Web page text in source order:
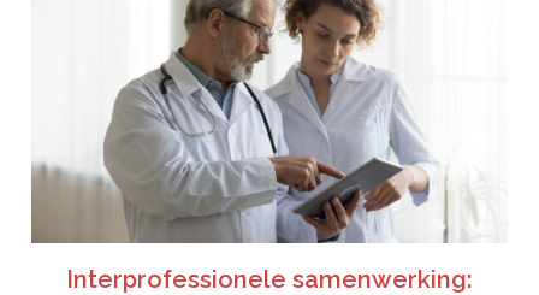
Interprofessionele samenwerking: